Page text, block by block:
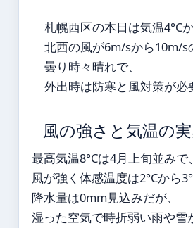
札幌西区の本日は気温4°Cか
北西の風が6m/sから10m/s
曇り時々晴れで、
外出時は防寒と風対策が必
風の強さと気温の
最高気温8°Cは4月上旬並みで、
風が強く体感温度は2°Cから
降水量は0mm見込みだが、
湿った空気で時折弱い雨や雪